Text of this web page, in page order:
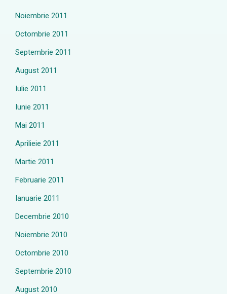
Noiembrie 2011
Octombrie 2011
Septembrie 2011
August 2011
Iulie 2011
Iunie 2011
Mai 2011
Aprilieie 2011
Martie 2011
Februarie 2011
Ianuarie 2011
Decembrie 2010
Noiembrie 2010
Octombrie 2010
Septembrie 2010
August 2010